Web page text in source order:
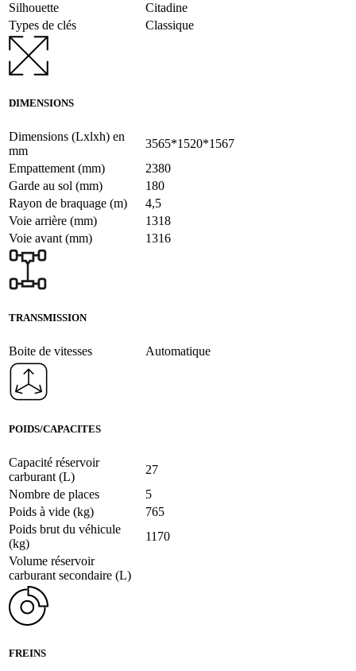
Silhouette
Citadine
Types de clés
Classique
DIMENSIONS
Dimensions (Lxlxh) en
mm
3565*1520*1567
Empattement (mm)
2380
Garde au sol (mm)
180
Rayon de braquage (m)
4,5
Voie arrière (mm)
1318
Voie avant (mm)
1316
TRANSMISSION
Boite de vitesses Automatique
POIDS/CAPACITES
Capacité réservoir
carburant (L)
27
Nombre de places
5
Poids à vide (kg)
765
Poids brut du véhicule
(kg)
1170
Volume réservoir
carburant secondaire (L)
FREINS